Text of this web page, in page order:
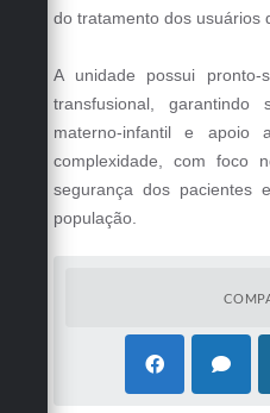
do tratamento dos usuários
A unidade possui pronto-
transfusional, garantindo
materno-infantil e
complexidade, com foco
segurança dos pacientes
população.